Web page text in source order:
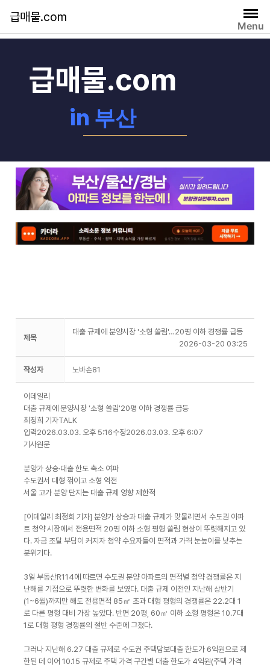
급매물.com
Menu
자유게시판
급매물.com
in 부산
제목
대출 규제에 분양시장 '소형 쏠림'…20평 이하 경쟁률 급등
2026-03-20 03:25
작성자 노바손81
이데일리
대출 규제에 분양시장 '소형 쏠림'20평 이하 경쟁률 급등
최정희 기자TALK
입력2026.03.03. 오후 5:16수정2026.03.03. 오후 6:07
기사원문
분양가 상승·대출 한도 축소 여파
수도권서 대형 꺾이고 소형 역전
서울 고가 분양 단지는 대출 규제 영향 제한적
[이데일리 최정희 기자] 분양가 상승과 대출 규제가 맞물리면서 수도권 아파
트 청약 시장에서 전용면적 20평 이하 소형 평형 쏠림 현상이 뚜렷해지고 있
다. 자금 조달 부담이 커지자 청약 수요자들이 면적과 가격 눈높이를 낮추는
분위기다.
3일 부동산R114에 따르면 수도권 분양 아파트의 면적별 청약 경쟁률은 지
난해를 기점으로 뚜렷한 변화를 보였다. 대출 규제 이전인 지난해 상반기
(1~6월)까지만 해도 전용면적 85㎡ 초과 대형 평형의 경쟁률은 22.2대 1
로 다른 평형 대비 가장 높았다. 반면 20평, 60㎡ 이하 소형 평형은 10.7대
1로 대형 평형 경쟁률의 절반 수준에 그쳤다.
그러나 지난해 6.27 대출 규제로 수도권 주택담보대출 한도가 6억원으로 제
한된 데 이어 10.15 규제로 주택 가격 구간별 대출 한도가 4억원(주택 가격